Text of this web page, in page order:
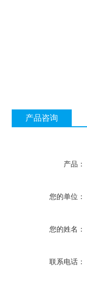
产品咨询
产品：
您的单位：
您的姓名：
联系电话：